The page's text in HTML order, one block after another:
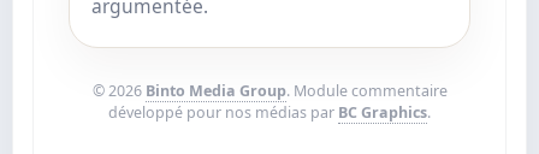
argumentée.
© 2026 Binto Media Group. Module commentaire
développé pour nos médias par BC Graphics.